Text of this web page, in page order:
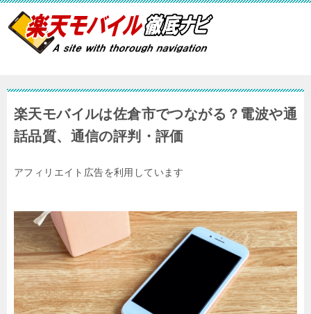
楽天モバイルは佐倉市でつながる？電波や通
話品質、通信の評判・評価
アフィリエイト広告を利用しています